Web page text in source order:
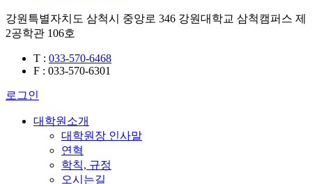
강원특별자치도 삼척시 중앙로 346 강원대학교 삼척캠퍼스 제
2공학관 106호
T : 033-570-6468
F : 033-570-6301
로그인
대학원소개
대학원장 인사말
연혁
학칙, 규정
오시는길